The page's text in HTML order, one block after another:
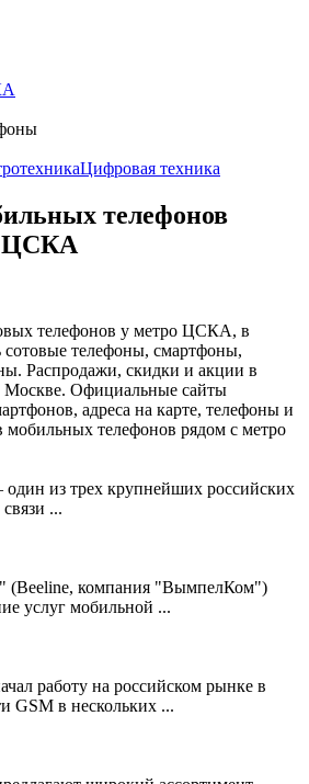
Цифровая техника
телефонов
ЦСКА
телефонов у метро ЦСКА, в
телефоны, смартфоны,
Распродажи, скидки и акции в
Москве. Официальные сайты
адреса на карте, телефоны и
мобильных телефонов рядом с метро
из трех крупнейших российских
...
(Beeline, компания "ВымпелКом")
услуг мобильной ...
работу на российском рынке в
GSM в нескольких ...